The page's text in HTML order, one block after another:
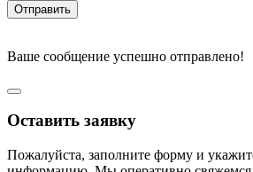
Отправить
Ваше сообщение успешно отправлено!
Оставить заявку
Пожалуйста, заполните форму и